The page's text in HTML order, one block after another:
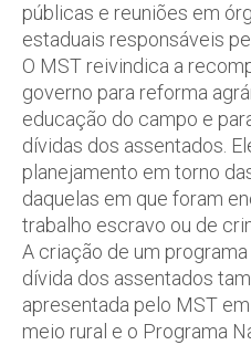
públicas e reuniões em
estaduais responsáveis
O MST reivindica a
governo para reforma
educação do campo e
dívidas dos assentados.
planejamento em torno
daquelas em que foram
trabalho escravo ou de
A criação de um
dívida dos assentados
apresentada pelo MST
meio rural e o Programa